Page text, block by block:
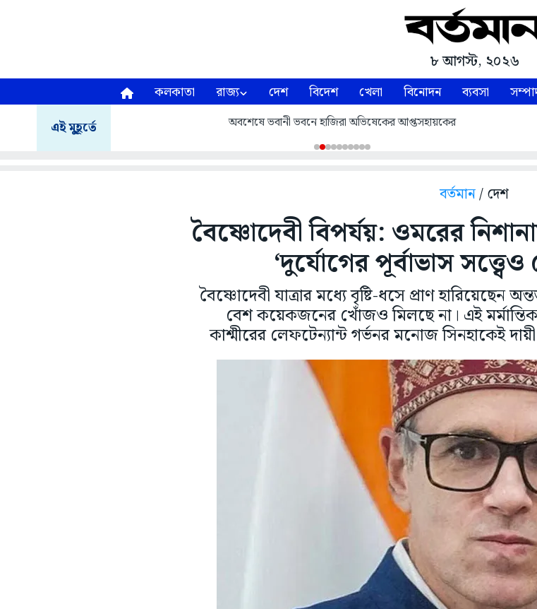
৮ আগস্ট, ২০২৬
কলকাতা রাজ্য দেশ বিদেশ খেলা বিনোদন ব্যবসা
এই মুহূর্তে অবশেষে ভবানী ভবনে হাজিরা অভিষেকের আপ্তসহায়কের
বর্তমান/ দেশ
বৈষ্ণোদেবী বিপর্যয়: ওমরের
‘দুর্যোগের পূর্বাভাস
বৈষ্ণোদেবী যাত্রার মধ্যে বৃষ্টি-ধসে প্রাণ
বেশ কয়েকজনের খোঁজও মিলছে না। এই
কাশ্মীরের লেফটেন্যান্ট গর্ভনর মনোজ সিনহাকেই